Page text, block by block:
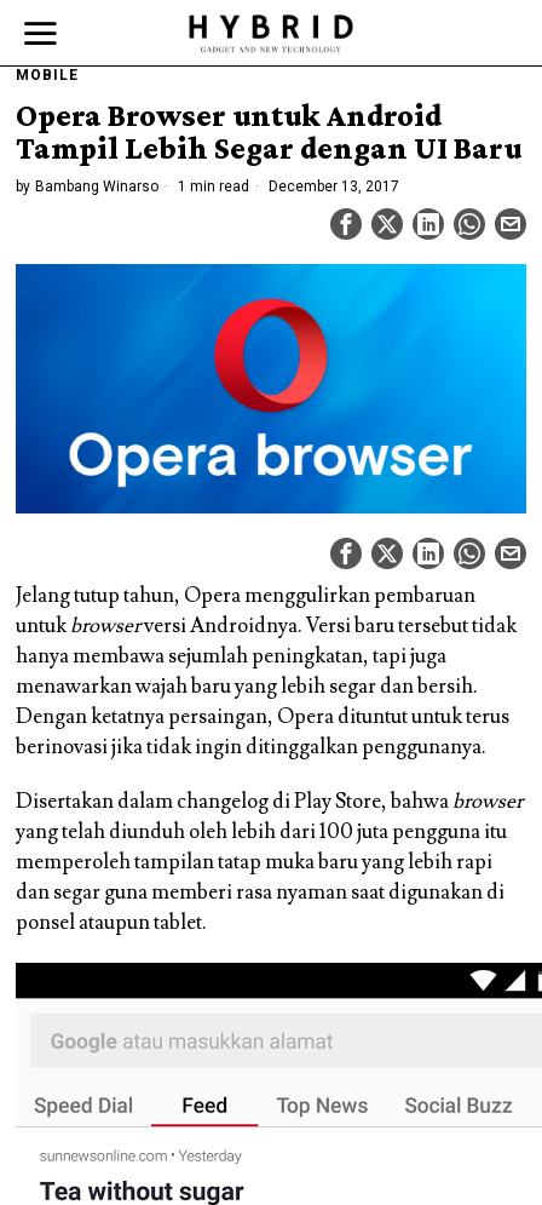
MOBILE
Opera Browser untuk Android
Tampil Lebih Segar dengan UI Baru
by Bambang Winarso 1 min read December 13, 2017
Jelang tutup tahun, Opera menggulirkan pembaruan
untukbrowserversi Androidnya. Versi baru tersebut tidak
hanya membawa sejumlah peningkatan, tapi juga
menawarkan wajah baru yang lebih segar dan bersih.
Dengan ketatnya persaingan, Opera dituntut untuk terus
berinovasi jika tidak ingin ditinggalkan penggunanya.
Disertakan dalam changelog di Play Store, bahwabrowser
yang telah diunduh oleh lebih dari 100 juta pengguna itu
memperoleh tampilan tatap muka baru yang lebih rapi
dan segar guna memberi rasa nyaman saat digunakan di
ponsel ataupun tablet.